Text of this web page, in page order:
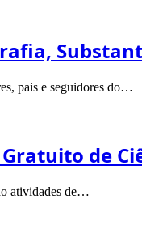
pais e seguidores do…
de
atividades de…